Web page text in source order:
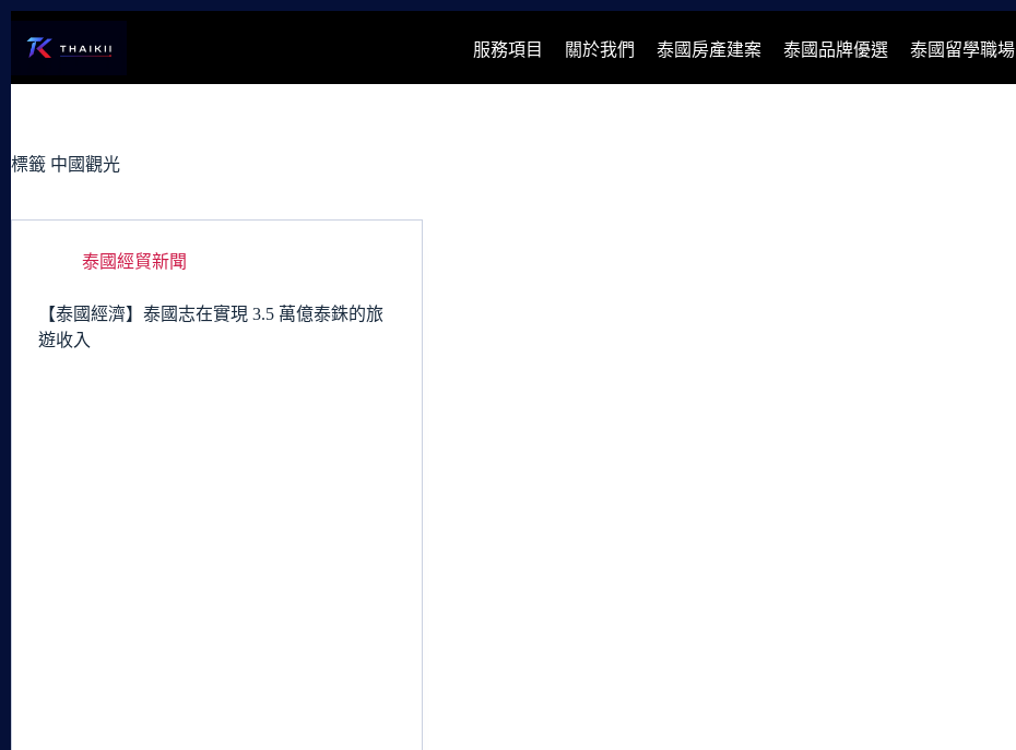
容
服務項目 關於我們 泰國房產建案 泰國品牌優選 泰國留學職場
標籤 中國觀光
泰國經貿新聞
【泰國經濟】泰國志在實現 3.5 萬億泰銖的旅
遊收入